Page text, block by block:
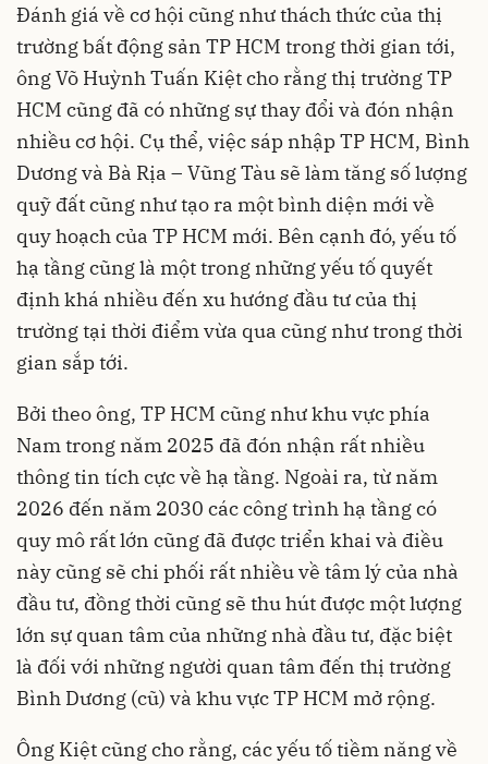
Đánh giá về cơ hội cũng như thách thức của thị
trường bất động sản TP HCM trong thời gian tới,
ông Võ Huỳnh Tuấn Kiệt cho rằng thị trường TP
HCM cũng đã có những sự thay đổi và đón nhận
nhiều cơ hội. Cụ thể, việc sáp nhập TP HCM, Bình
Dương và Bà Rịa – Vũng Tàu sẽ làm tăng số lượng
quỹ đất cũng như tạo ra một bình diện mới về
quy hoạch của TP HCM mới. Bên cạnh đó, yếu tố
hạ tầng cũng là một trong những yếu tố quyết
định khá nhiều đến xu hướng đầu tư của thị
trường tại thời điểm vừa qua cũng như trong thời
gian sắp tới.
Bởi theo ông, TP HCM cũng như khu vực phía
Nam trong năm 2025 đã đón nhận rất nhiều
thông tin tích cực về hạ tầng. Ngoài ra, từ năm
2026 đến năm 2030 các công trình hạ tầng có
quy mô rất lớn cũng đã được triển khai và điều
này cũng sẽ chi phối rất nhiều về tâm lý của nhà
đầu tư, đồng thời cũng sẽ thu hút được một lượng
lớn sự quan tâm của những nhà đầu tư, đặc biệt
là đối với những người quan tâm đến thị trường
Bình Dương (cũ) và khu vực TP HCM mở rộng.
Ông Kiệt cũng cho rằng, các yếu tố tiềm năng về